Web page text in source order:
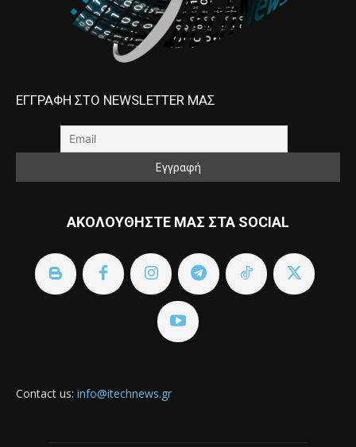
ΕΓΓΡΑΦΗ ΣΤΟ NEWSLETTER ΜΑΣ
ΑΚΟΛΟΥΘΗΣΤΕ ΜΑΣ ΣΤΑ SOCIAL
Contact us: info@itechnews.gr